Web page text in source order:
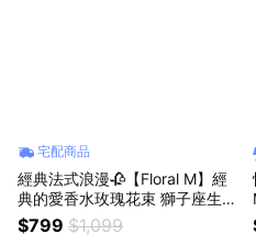
宅配商品
經典法式浪漫🥀【Floral M】經
典的愛香水玫瑰花束 獅子座生日
快樂 情人節花束
$799 $1,099